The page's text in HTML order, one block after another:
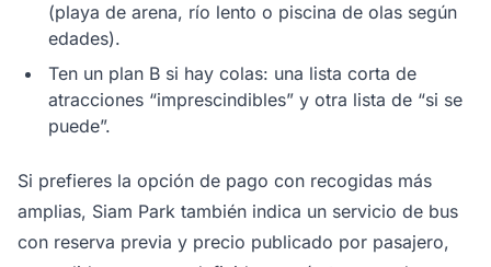
(playa de arena, río lento o piscina de olas según
edades).
Ten un plan B si hay colas: una lista corta de
atracciones “imprescindibles” y otra lista de “si se
puede”.
Si prefieres la opción de pago con recogidas más
amplias, Siam Park también indica un servicio de bus
con reserva previa y precio publicado por pasajero,